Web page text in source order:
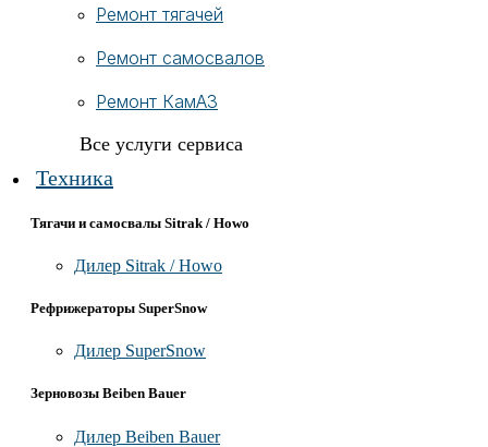
Ремонт тягачей
Ремонт самосвалов
Ремонт КамАЗ
Все услуги сервиса
Техника
Тягачи и самосвалы Sitrak / Howo
Дилер Sitrak / Howo
Рефрижераторы SuperSnow
Дилер SuperSnow
Зерновозы Beiben Bauer
Дилер Beiben Bauer